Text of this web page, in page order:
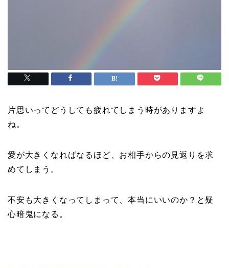
片思いってどうしても疲れてしまう時がありますよ
ね。
愛が大きくなればなるほど、お相手からの見返りを求
めてしまう。
不安も大きくなってしまって、本当にいいのか？と疑
心暗鬼になる。